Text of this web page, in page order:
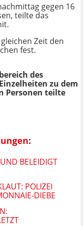
gegen 16
teilte das
Zeit den
fest.
des
zu dem
Personen teilte
:
BELEIDIGT
POLIZEI
DIEBE